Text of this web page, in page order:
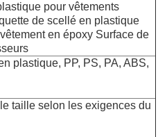
pour vêtements
de scellé en plastique
en époxy Surface de
plastique, PP, PS, PA, ABS,
taille selon les exigences du